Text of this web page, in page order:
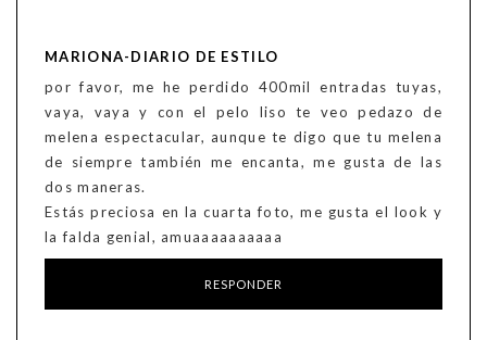
MARIONA-DIARIO DE ESTILO
por favor, me he perdido 400mil entradas tuyas,
vaya, vaya y con el pelo liso te veo pedazo de
melena espectacular, aunque te digo que tu melena
de siempre también me encanta, me gusta de las
dos maneras.
Estás preciosa en la cuarta foto, me gusta el look y
la falda genial, amuaaaaaaaaaa
RESPONDER